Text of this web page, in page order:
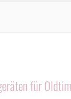
für